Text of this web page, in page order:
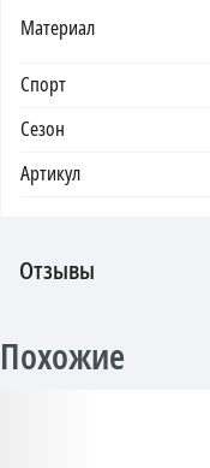
Материал
Спорт
Сезон
Артикул
Отзывы
Похожие